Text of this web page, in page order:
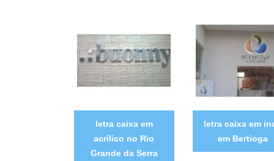
letra caixa em
acrílico no Rio
Grande da Serra
letra caixa em
em Bertioga